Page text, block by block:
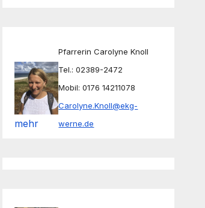
mehr
Pfarrerin Carolyne Knoll
Tel.: 02389-2472
Mobil: 0176 14211078
Carolyne.Knoll@ekg-
werne.de